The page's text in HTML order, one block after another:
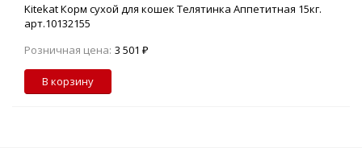
Kitekat Корм сухой для кошек Телятинка Аппетитная 15кг.
арт.10132155
Розничная цена: 3 501 ₽
В корзину